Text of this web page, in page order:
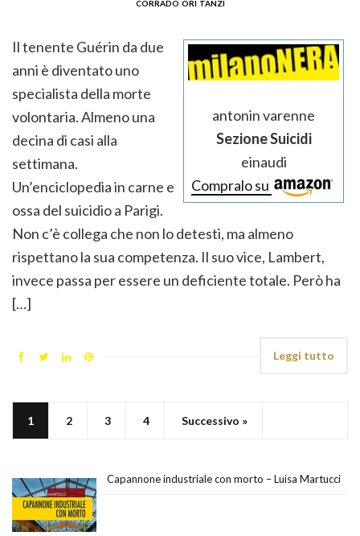
antonin varenne
Sezione Suicidi
einaudi
Compralo su
Il tenente Guérin da due
anni è diventato uno
specialista della morte
volontaria. Almeno una
decina di casi alla
settimana.
Un’enciclopedia in carne e
ossa del suicidio a Parigi.
Non c’è collega che non lo detesti, ma almeno
rispettano la sua competenza. Il suo vice, Lambert,
invece passa per essere un deficiente totale. Però ha
[…]
Leggi tutto
1 2 3 4 Successivo »
Capannone industriale con morto – Luisa Martucci